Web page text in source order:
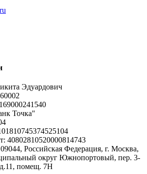
Эдуардович
Точка"
: 40802810520000814743
Российская Федерация, г. Москва,
округ Южнопортовый, пер. 3-
помещ. 7Н